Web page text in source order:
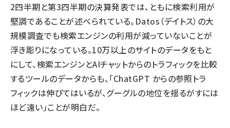
2四半期と第3四半期の決算発表では、ともに検索利用が
堅調であることが述べられている。 Datos（デイトス）の大
規模調査でも検索エンジンの利用が減っていないことが
浮き彫りになっている。10万以上のサイトのデータをもと
にして、検索エンジンとAIチャットからのトラフィックを比較
するツールのデータからも、「ChatGPT からの参照トラ
フィックは伸びてはいるが、グーグルの地位を揺るがすには
ほど遠い」ことが明白だ。